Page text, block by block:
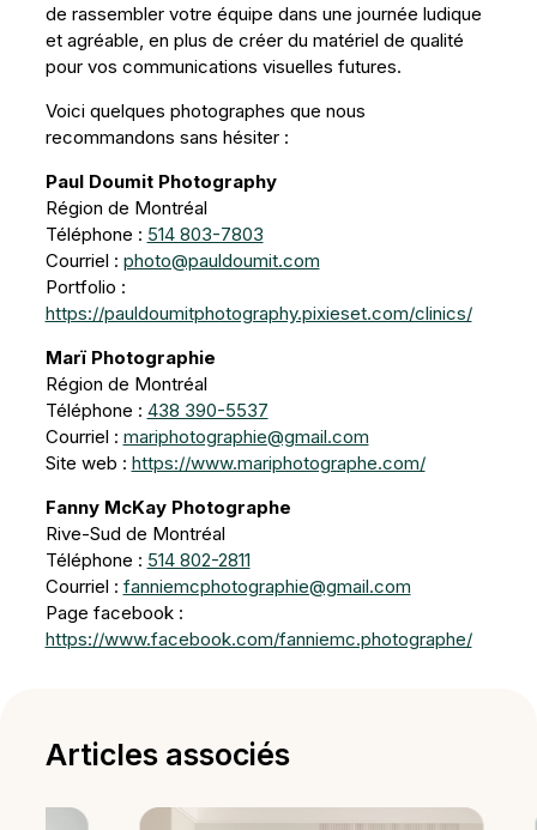
de rassembler votre équipe dans une journée ludique
et agréable, en plus de créer du matériel de qualité
pour vos communications visuelles futures.
Voici quelques photographes que nous
recommandons sans hésiter :
Paul Doumit Photography
Région de Montréal
Téléphone : 514 803-7803
Courriel : photo@pauldoumit.com
Portfolio :
https://pauldoumitphotography.pixieset.com/clinics/
Marï Photographie
Région de Montréal
Téléphone : 438 390-5537
Courriel : mariphotographie@gmail.com
Site web : https://www.mariphotographe.com/
Fanny McKay Photographe
Rive-Sud de Montréal
Téléphone : 514 802-2811
Courriel : fanniemcphotographie@gmail.com
Page facebook :
https://www.facebook.com/fanniemc.photographe/
Articles associés